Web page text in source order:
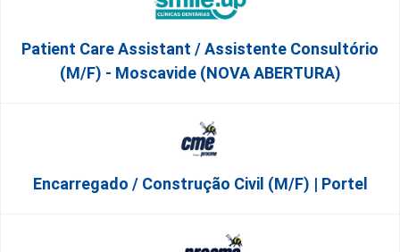
Patient Care Assistant / Assistente Consultório
(M/F) - Moscavide (NOVA ABERTURA)
Encarregado / Construção Civil (m/f) | Portel